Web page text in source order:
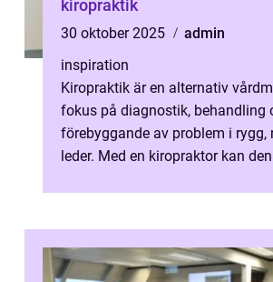
kiropraktik
30 oktober 2025
admin
inspiration
Kiropraktik är en alternativ
fokus på diagnostik, behandling
förebyggande av problem i rygg,
leder. Med en kiropraktor kan